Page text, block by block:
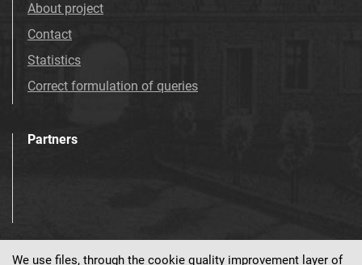
About project
Contact
Statistics
Correct formulation of queries
Partners
We use files, through the cookie quality improvement layer of